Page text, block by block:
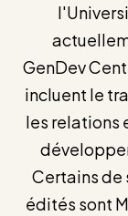
GenDev
incluent le
les relations
Certains de
édités sont